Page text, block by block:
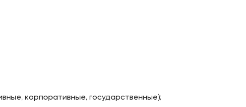
корпоративные, государственные);